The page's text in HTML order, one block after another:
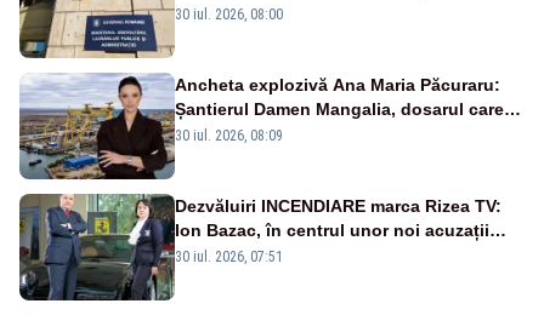
ies în stradă
30 iul. 2026, 08:00
Ancheta explozivă Ana Maria Păcuraru:
Șantierul Damen Mangalia, dosarul care
scufundă apărarea României
30 iul. 2026, 08:09
Dezvăluiri INCENDIARE marca Rizea TV:
Ion Bazac, în centrul unor noi acuzații
publice
30 iul. 2026, 07:51